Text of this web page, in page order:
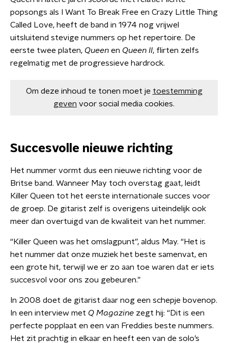
popsongs als I Want To Break Free en Crazy Little Thing
Called Love, heeft de band in 1974 nog vrijwel
uitsluitend stevige nummers op het repertoire. De
eerste twee platen, Queen en Queen II, flirten zelfs
regelmatig met de progressieve hardrock.
Om deze inhoud te tonen moet je toestemming
geven voor social media cookies.
Succesvolle nieuwe richting
Het nummer vormt dus een nieuwe richting voor de
Britse band. Wanneer May toch overstag gaat, leidt
Killer Queen tot het eerste internationale succes voor
de groep. De gitarist zelf is overigens uiteindelijk ook
meer dan overtuigd van de kwaliteit van het nummer.
“Killer Queen was het omslagpunt”, aldus May. “Het is
het nummer dat onze muziek het beste samenvat, en
een grote hit, terwijl we er zo aan toe waren dat er iets
succesvol voor ons zou gebeuren.”
In 2008 doet de gitarist daar nog een schepje bovenop.
In een interview met Q Magazine zegt hij: “Dit is een
perfecte popplaat en een van Freddies beste nummers.
Het zit prachtig in elkaar en heeft een van de solo’s